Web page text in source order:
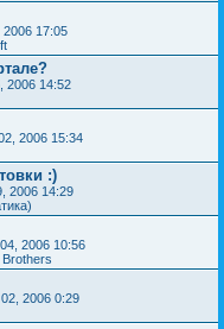
2006 17:05
2006 14:52
2006 15:34
:)
2006 14:29
2006 10:56
2006 0:29